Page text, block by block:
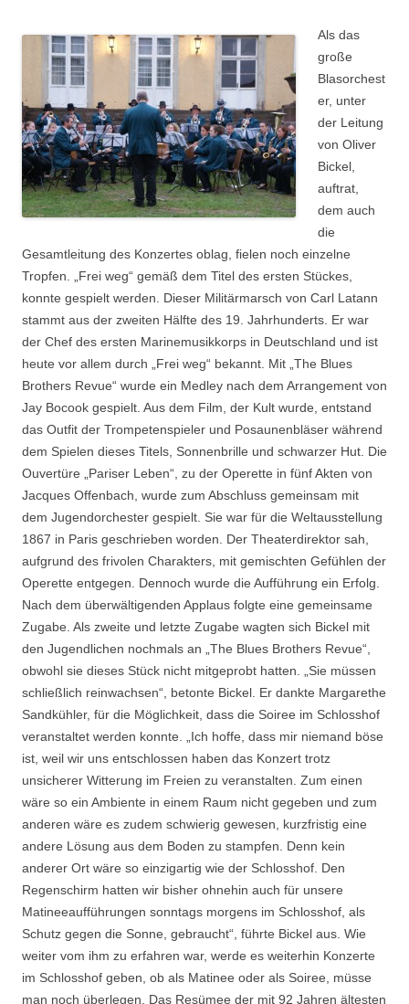
Als das
große
Blasorchest
er, unter
der Leitung
von Oliver
Bickel,
auftrat,
dem auch
die
Gesamtleitung des Konzertes oblag, fielen noch einzelne
Tropfen. „Frei weg“ gemäß dem Titel des ersten Stückes,
konnte gespielt werden. Dieser Militärmarsch von Carl Latann
stammt aus der zweiten Hälfte des 19. Jahrhunderts. Er war
der Chef des ersten Marinemusikkorps in Deutschland und ist
heute vor allem durch „Frei weg“ bekannt. Mit „The Blues
Brothers Revue“ wurde ein Medley nach dem Arrangement von
Jay Bocook gespielt. Aus dem Film, der Kult wurde, entstand
das Outfit der Trompetenspieler und Posaunenbläser während
dem Spielen dieses Titels, Sonnenbrille und schwarzer Hut. Die
Ouvertüre „Pariser Leben“, zu der Operette in fünf Akten von
Jacques Offenbach, wurde zum Abschluss gemeinsam mit
dem Jugendorchester gespielt. Sie war für die Weltausstellung
1867 in Paris geschrieben worden. Der Theaterdirektor sah,
aufgrund des frivolen Charakters, mit gemischten Gefühlen der
Operette entgegen. Dennoch wurde die Aufführung ein Erfolg.
Nach dem überwältigenden Applaus folgte eine gemeinsame
Zugabe. Als zweite und letzte Zugabe wagten sich Bickel mit
den Jugendlichen nochmals an „The Blues Brothers Revue“,
obwohl sie dieses Stück nicht mitgeprobt hatten. „Sie müssen
schließlich reinwachsen“, betonte Bickel. Er dankte Margarethe
Sandkühler, für die Möglichkeit, dass die Soiree im Schlosshof
veranstaltet werden konnte. „Ich hoffe, dass mir niemand böse
ist, weil wir uns entschlossen haben das Konzert trotz
unsicherer Witterung im Freien zu veranstalten. Zum einen
wäre so ein Ambiente in einem Raum nicht gegeben und zum
anderen wäre es zudem schwierig gewesen, kurzfristig eine
andere Lösung aus dem Boden zu stampfen. Denn kein
anderer Ort wäre so einzigartig wie der Schlosshof. Den
Regenschirm hatten wir bisher ohnehin auch für unsere
Matineeaufführungen sonntags morgens im Schlosshof, als
Schutz gegen die Sonne, gebraucht“, führte Bickel aus. Wie
weiter vom ihm zu erfahren war, werde es weiterhin Konzerte
im Schlosshof geben, ob als Matinee oder als Soiree, müsse
man noch überlegen. Das Resümee der mit 92 Jahren ältesten